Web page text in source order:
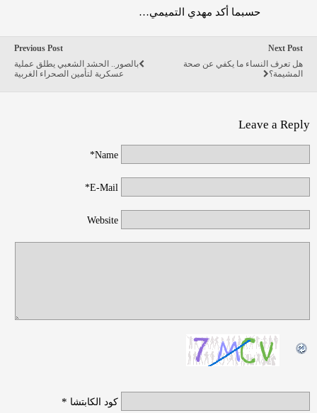
حسبما أكد مهدي التميمي…
Previous Post
بالصور.. الحشد الشعبي يطلق عملية
عسكرية لتأمين الصحراء الغربية
Next Post
هل تعرف النساء ما يكفي عن صحة
المشيمة؟
Leave a Reply
Name*
E-Mail*
Website
كود الكابتشا *